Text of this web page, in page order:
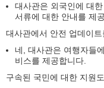
대사관은 외국인에 대
서류에 대한 안내를 제
대사관에서 안전 업데이
네, 대사관은 여행자들
비스를 제공합니다.
구속된 국민에 대한 지원